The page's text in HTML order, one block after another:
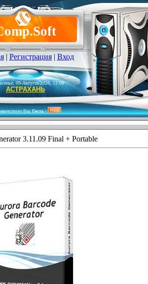
| Регистрация| Вход
09-Августа-2026, 12:06
АСТРАХАНЬ
Вас Гость|
3.11.09 Final + Portable